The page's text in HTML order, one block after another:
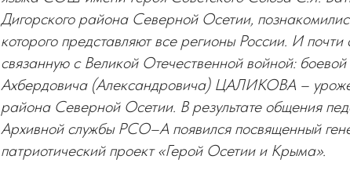
Дигорского района Северной Осетии,
которого представляют все регионы России. И
связанную с Великой Отечественной войной:
Ахбердовича (Александровича) ЦАЛИКОВА –
района Северной Осетии. В результате общения
Архивной службы РСО–А появился посвященный
патриотический проект «Герой Осетии и Крыма».